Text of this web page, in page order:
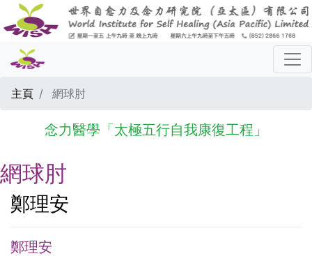
主頁 網球肘
念力醫學「太極五行自我康復工程」
網球肘
鄭理安
鄭理安